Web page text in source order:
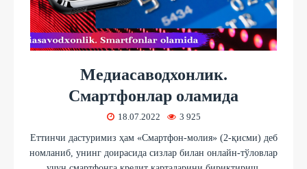
Медиасаводхонлик.
Смартфонлар оламида
18.07.2022 3 925
Еттинчи дастуримиз ҳам «Смартфон-молия» (2-қисми) деб
номланиб, унинг доирасида сизлар билан онлайн-тўловлар